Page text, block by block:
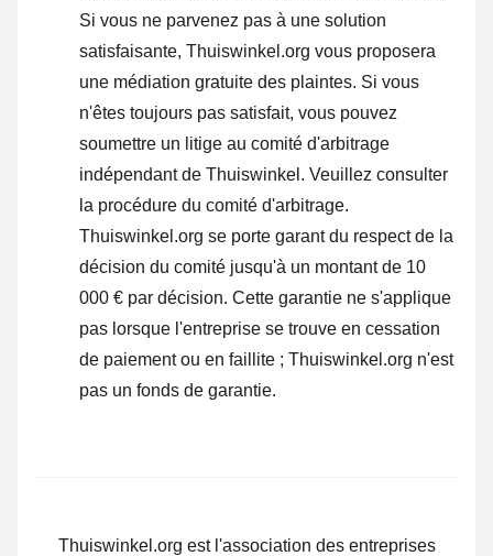
Si vous ne parvenez pas à une solution
satisfaisante, Thuiswinkel.org vous proposera
une médiation gratuite des plaintes. Si vous
n'êtes toujours pas satisfait, vous pouvez
soumettre un litige au comité d'arbitrage
indépendant de Thuiswinkel. Veuillez consulter
la procédure du comité d'arbitrage.
Thuiswinkel.org se porte garant du respect de la
décision du comité jusqu'à un montant de 10
000 € par décision. Cette garantie ne s'applique
pas lorsque l'entreprise se trouve en cessation
de paiement ou en faillite ; Thuiswinkel.org n'est
pas un fonds de garantie.
Thuiswinkel.org est l'association des entreprises